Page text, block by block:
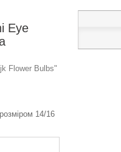
Eye
Flower Bulbs"
14/16